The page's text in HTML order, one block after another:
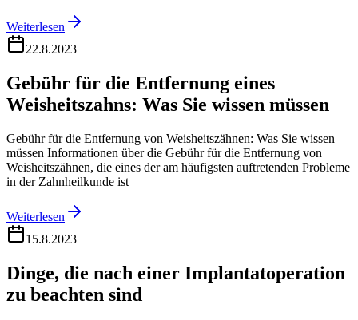
Weiterlesen
22.8.2023
Gebühr für die Entfernung eines
Weisheitszahns: Was Sie wissen müssen
Gebühr für die Entfernung von Weisheitszähnen: Was Sie wissen
müssen Informationen über die Gebühr für die Entfernung von
Weisheitszähnen, die eines der am häufigsten auftretenden Probleme
in der Zahnheilkunde ist
Weiterlesen
15.8.2023
Dinge, die nach einer Implantatoperation
zu beachten sind